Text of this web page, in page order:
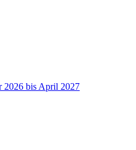
2026 bis April 2027